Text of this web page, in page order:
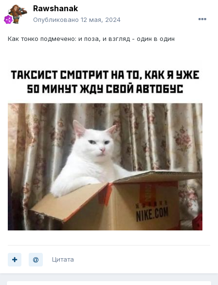
Rawshanak
Опубликовано 12 мая, 2024
Как тонко подмечено: и поза, и взгляд - один в один
Цитата